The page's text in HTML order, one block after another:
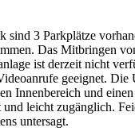
sind 3 Parkplätze
Das Mitbringen
ist derzeit nicht
geeignet.
Innenbereich und
leicht zugänglich.
untersagt.